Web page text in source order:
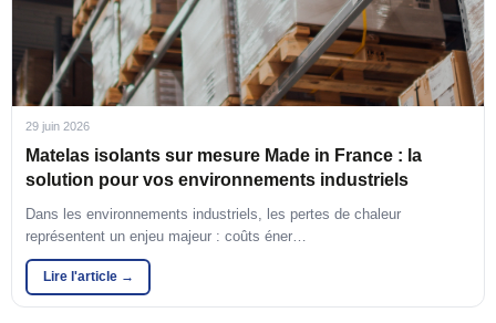
29 juin 2026
Matelas isolants sur mesure Made in France : la
solution pour vos environnements industriels
Dans les environnements industriels, les pertes de chaleur
représentent un enjeu majeur : coûts éner…
Lire l'article →